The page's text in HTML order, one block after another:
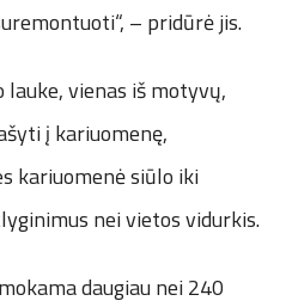
– pridūrė jis.
vienas iš motyvų,
į kariuomenę,
kariuomenė siūlo iki
nei vietos vidurkis.
daugiau nei 240